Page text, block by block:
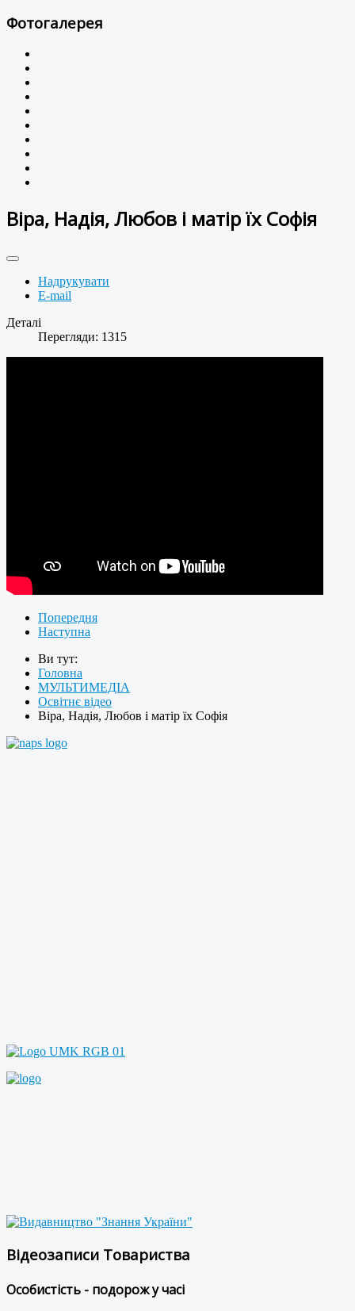
Фотогалерея
Віра, Надія, Любов і матір їх Софія
Надрукувати
E-mail
Деталі
Перегляди: 1315
Попередня
Наступна
Ви тут:
Головна
МУЛЬТИМЕДІА
Освітнє відео
Віра, Надія, Любов і матір їх Софія
Відеозаписи Товариства
Особистість - подорож у часі